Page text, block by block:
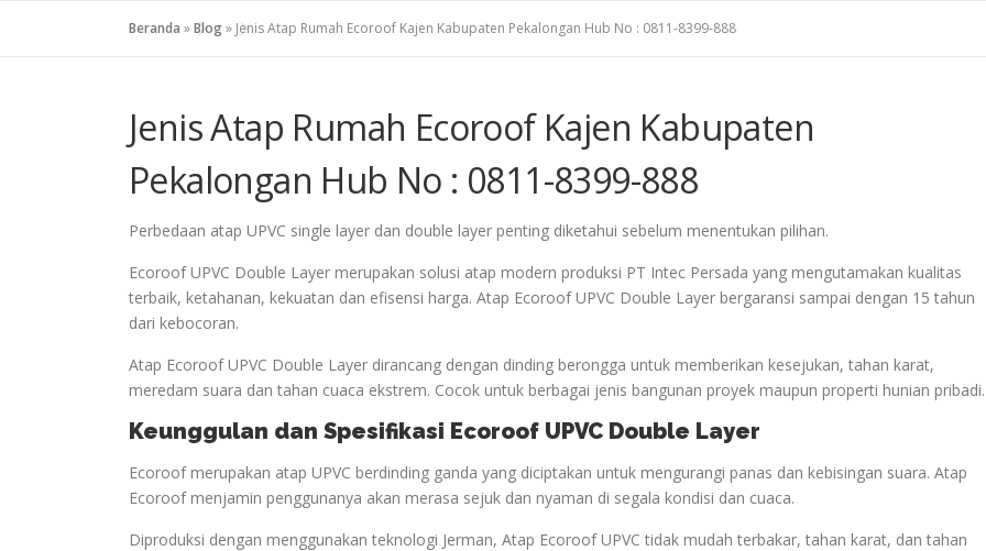
Beranda »Blog» Jenis Atap Rumah Ecoroof Kajen Kabupaten Pekalongan Hub No : 0811-8399-888
Jenis Atap Rumah Ecoroof Kajen Kabupaten
Pekalongan Hub No : 0811-8399-888
Perbedaan atap UPVC single layer dan double layer penting diketahui sebelum menentukan pilihan.
Ecoroof UPVC Double Layer merupakan solusi atap modern produksi PT Intec Persada yang mengutamakan kualitas
terbaik, ketahanan, kekuatan dan efisensi harga. Atap Ecoroof UPVC Double Layer bergaransi sampai dengan 15 tahun
dari kebocoran.
Atap Ecoroof UPVC Double Layer dirancang dengan dinding berongga untuk memberikan kesejukan, tahan karat,
meredam suara dan tahan cuaca ekstrem. Cocok untuk berbagai jenis bangunan proyek maupun properti hunian pribadi.
Keunggulan dan Spesifikasi Ecoroof UPVC Double Layer
Ecoroof merupakan atap UPVC berdinding ganda yang diciptakan untuk mengurangi panas dan kebisingan suara. Atap
Ecoroof menjamin penggunanya akan merasa sejuk dan nyaman di segala kondisi dan cuaca.
Diproduksi dengan menggunakan teknologi Jerman, Atap Ecoroof UPVC tidak mudah terbakar, tahan karat, dan tahan